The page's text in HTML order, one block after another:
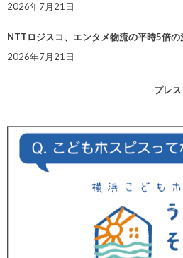
2026年7月21日
NTTロジスコ、エンタメ物流の平時5倍
2026年7月21日
プレ